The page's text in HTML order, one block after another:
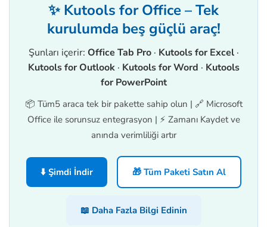
✨ Kutools for Office – Tek
kurulumda beş güçlü araç!
Şunları içerir: Office Tab Pro· Kutools for Excel·
Kutools for Outlook· Kutools for Word · Kutools
for PowerPoint
📦 Tüm5 araca tek bir pakette sahip olun | 🔗 Microsoft
Office ile sorunsuz entegrasyon | ⚡ Zamanı Kaydet ve
anında verimliliği artır
⬇️ Şimdi İndir 🎁 Tüm Paketi Satın Al
📖 Daha Fazla Bilgi Edinin